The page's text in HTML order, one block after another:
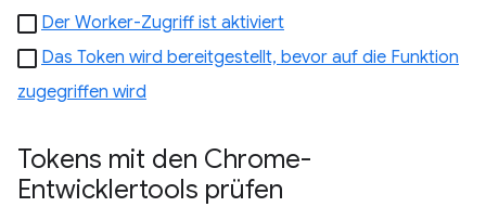
Der Worker-Zugriff ist aktiviert
Das Token wird bereitgestellt, bevor auf die Funktion
zugegriffen wird
Tokens mit den Chrome-
Entwicklertools prüfen